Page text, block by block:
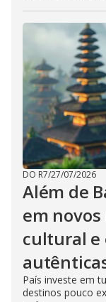
DO R7/27/07/2026
Além de
em
cultural e
País investe em
destinos pouco